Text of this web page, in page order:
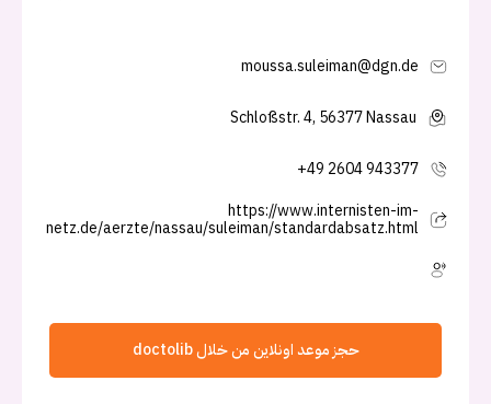
moussa.suleiman@dgn.de
Schloßstr. 4, 56377 Nassau
+49 2604 943377
https://www.internisten-im-
netz.de/aerzte/nassau/suleiman/standardabsatz.html
حجز موعد اونلاين من خلال doctolib